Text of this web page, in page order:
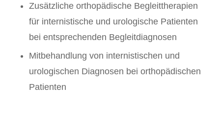
Zusätzliche orthopädische Begleittherapien
für internistische und urologische Patienten
bei entsprechenden Begleitdiagnosen
Mitbehandlung von internistischen und
urologischen Diagnosen bei orthopädischen
Patienten